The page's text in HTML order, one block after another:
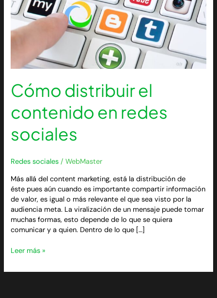
Cómo distribuir el
contenido en redes
sociales
Redes sociales /WebMaster
Más allá del content marketing, está la distribución de
éste pues aún cuando es importante compartir información
de valor, es igual o más relevante el que sea visto por la
audiencia meta. La viralización de un mensaje puede tomar
muchas formas, esto depende de lo que se quiera
comunicar y a quien. Dentro de lo que […]
Leer más »